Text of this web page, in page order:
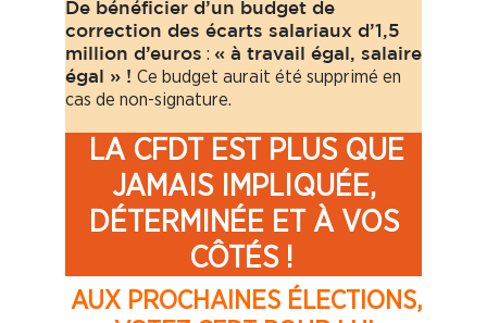
De bénéficier d’un budget de
correction des écarts salariaux d’1,5
million d’euros : « à travail égal, salaire
égal » ! Ce budget aurait été supprimé en
cas de non-signature.
LA CFDT EST PLUS QUE
JAMAIS IMPLIQUÉE,
DÉTERMINÉE ET À VOS
CÔTÉS !
AUX PROCHAINES ÉLECTIONS,